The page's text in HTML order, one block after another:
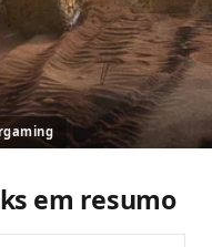
em resumo